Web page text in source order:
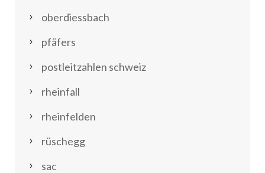
oberdiessbach
pfäfers
postleitzahlen schweiz
rheinfall
rheinfelden
rüschegg
sac